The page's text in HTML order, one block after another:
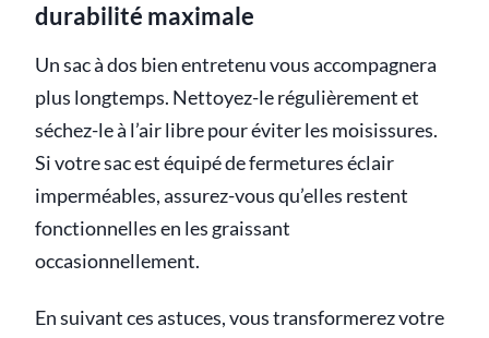
durabilité maximale
Un sac à dos bien entretenu vous accompagnera
plus longtemps. Nettoyez-le régulièrement et
séchez-le à l’air libre pour éviter les moisissures.
Si votre sac est équipé de fermetures éclair
imperméables, assurez-vous qu’elles restent
fonctionnelles en les graissant
occasionnellement.
En suivant ces astuces, vous transformerez votre